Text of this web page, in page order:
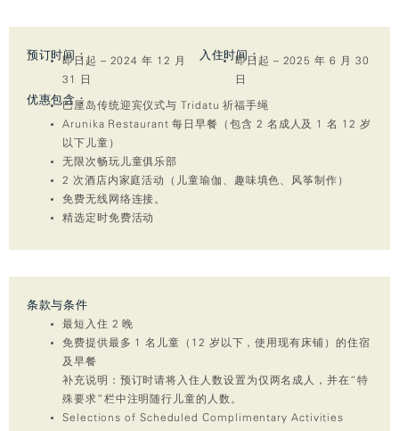
预订时间：
即日起 – 2024 年 12 月
31 日
入住时间：
即日起 – 2025 年 6 月 30
日
优惠包含：
巴厘岛传统迎宾仪式与 Tridatu 祈福手绳
Arunika Restaurant 每日早餐（包含 2 名成人及 1 名 12 岁
以下儿童）
无限次畅玩儿童俱乐部
2 次酒店内家庭活动（儿童瑜伽、趣味填色、风筝制作）
免费无线网络连接。
精选定时免费活动
条款与条件
最短入住 2 晚
免费提供最多 1 名儿童（12 岁以下，使用现有床铺）的住宿
及早餐
补充说明：预订时请将入住人数设置为仅两名成人，并在“特
殊要求”栏中注明随行儿童的人数。
Selections of Scheduled Complimentary Activities